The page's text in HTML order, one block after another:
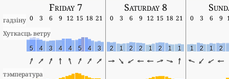
Friday 7 Saturday 8
гадзіну 0 3 6 9 12 15 18 21 0 3 6 9 12 15 18 21 0 3 6 9
Хуткасць ветру
5 4 3 4 4 5 4 3 2 1 2 2 1 2 1 1 1 2 1 2
тэмпература